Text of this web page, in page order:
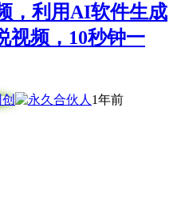
，利用AI软件生成
视频，10秒钟一
1年前